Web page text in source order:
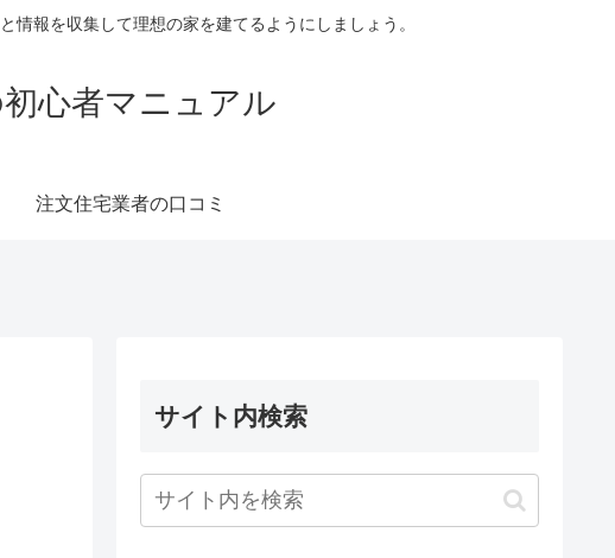
報を収集して理想の家を建てるようにしましょう。
心者マニュアル
注文住宅業者の口コミ
サイト内検索